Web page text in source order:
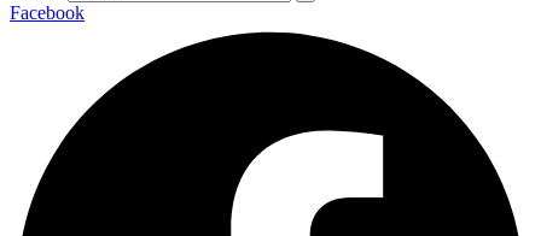
Facebook